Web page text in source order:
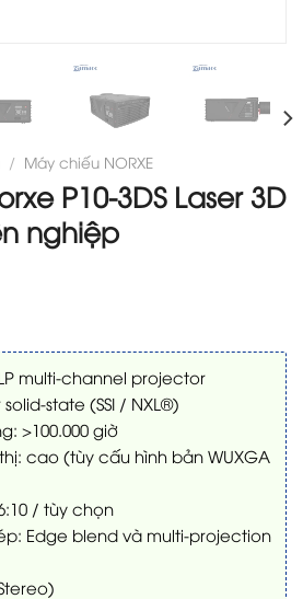
/ Máy chiếu NORXE
P10-3DS Laser 3D
nghiệp
multi-channel projector
state (SSI / NXL®)
>100.000 giờ
cao (tùy cấu hình bản WUXGA
/ tùy chọn
Edge blend và multi-projection